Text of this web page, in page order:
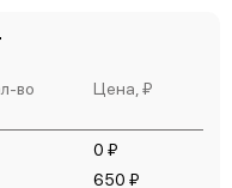
во Цена, ₽
0 ₽
650 ₽